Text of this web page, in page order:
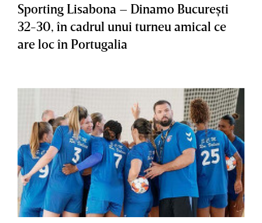
Sporting Lisabona – Dinamo Bucureşti
32-30, în cadrul unui turneu amical ce
are loc în Portugalia